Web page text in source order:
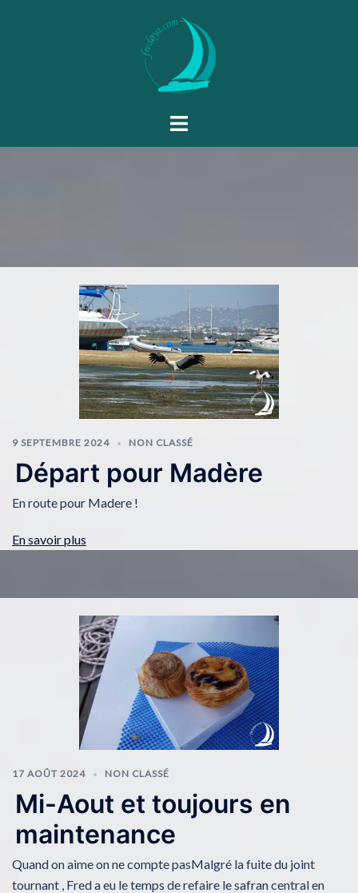
9 SEPTEMBRE 2024 NON CLASSÉ
Départ pour Madère
En route pour Madere !
En savoir plus
17 AOÛT 2024 NON CLASSÉ
Mi-Aout et toujours en
maintenance
Quand on aime on ne compte pasMalgré la fuite du joint
tournant , Fred a eu le temps de refaire le safran central en